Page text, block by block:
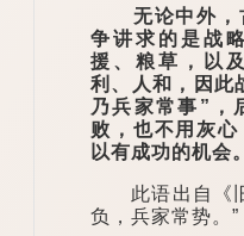
无论中外，
争讲求的是战
援、粮草，以
利、人和，因此
乃兵家常事”，
败，也不用灰
以有成功的机会。
此语出自《旧
负，兵家常势。”